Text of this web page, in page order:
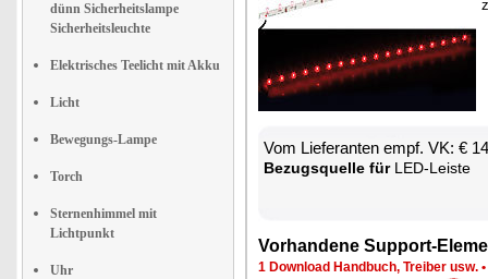
dünn Sicherheitslampe
Sicherheitsleuchte
Elektrisches Teelicht mit Akku
Licht
Bewegungs-Lampe
Torch
Sternenhimmel mit
Lichtpunkt
Uhr
Vom Lie­fe­ran­ten empf. VK: €
Be­zugs­quel­le fürLED-Leis­te
Vor­han­de­ne Sup­port-
1 Down­load Hand­buch, Trei­ber usw. •